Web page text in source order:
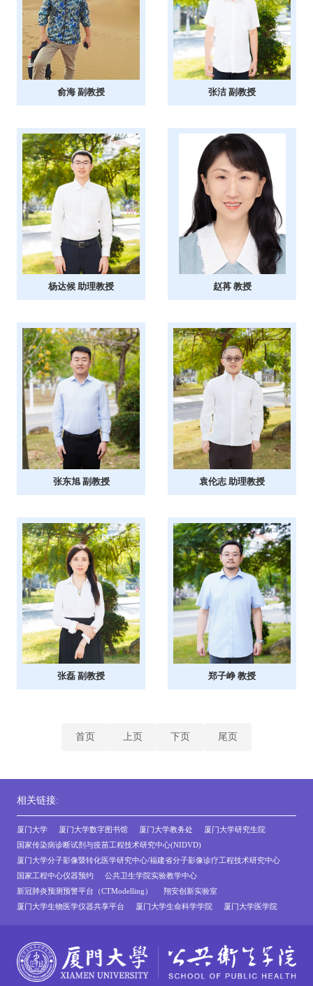
俞海 副教授 张洁 副教授
杨达候 助理教授 赵苒 教授
张东旭 副教授 袁伦志 助理教授
张磊 副教授 郑子峥 教授
首页 上页 下页 尾页
相关链接:
厦门大学 厦门大学数字图书馆 厦门大学教务处
厦门大学研究生院
国家传染病诊断试剂与疫苗工程技术研究中心(NIDVD)
厦门大学分子影像暨转化医学研究中心/福建省分子影像诊疗工程技术研究中心
国家工程中心仪器预约
公共卫生学院实验教学中心
新冠肺炎预测预警平台（CTModelling）
翔安创新实验室
厦门大学生物医学仪器共享平台
厦门大学生命科学学院 厦门大学医学院